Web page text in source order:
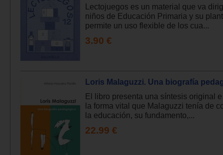
Lectojuegos es un material que va
niños de Educación Primaria y su
permite un uso flexible de los cua...
3.90 €
Loris Malaguzzi. Una biografía
El libro presenta una síntesis original
la forma vital que Malaguzzi tenía de
la educación, su fundamento,...
22.99 €